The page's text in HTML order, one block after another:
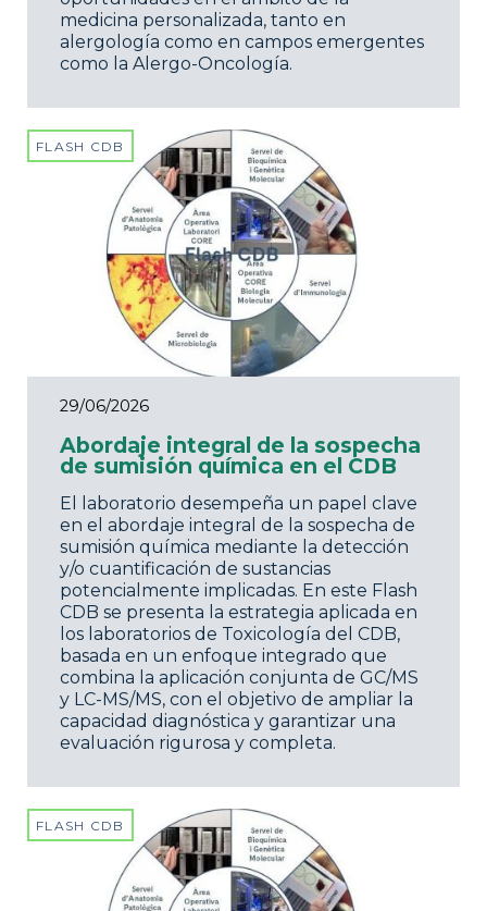
medicina personalizada, tanto en
alergología como en campos emergentes
como la Alergo-Oncología.
FLASH CDB
29/06/2026
Abordaje integral de la sospecha
de sumisión química en el CDB
El laboratorio desempeña un papel clave
en el abordaje integral de la sospecha de
sumisión química mediante la detección
y/o cuantificación de sustancias
potencialmente implicadas. En este Flash
CDB se presenta la estrategia aplicada en
los laboratorios de Toxicología del CDB,
basada en un enfoque integrado que
combina la aplicación conjunta de GC/MS
y LC-MS/MS, con el objetivo de ampliar la
capacidad diagnóstica y garantizar una
evaluación rigurosa y completa.
FLASH CDB